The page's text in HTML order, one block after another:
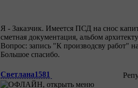
Я - Заказчик. Имеется ПСД на снос
сметная документация, альбом
Вопрос: запись "К производсву работ"
Большое спасибо.
Светлана1581